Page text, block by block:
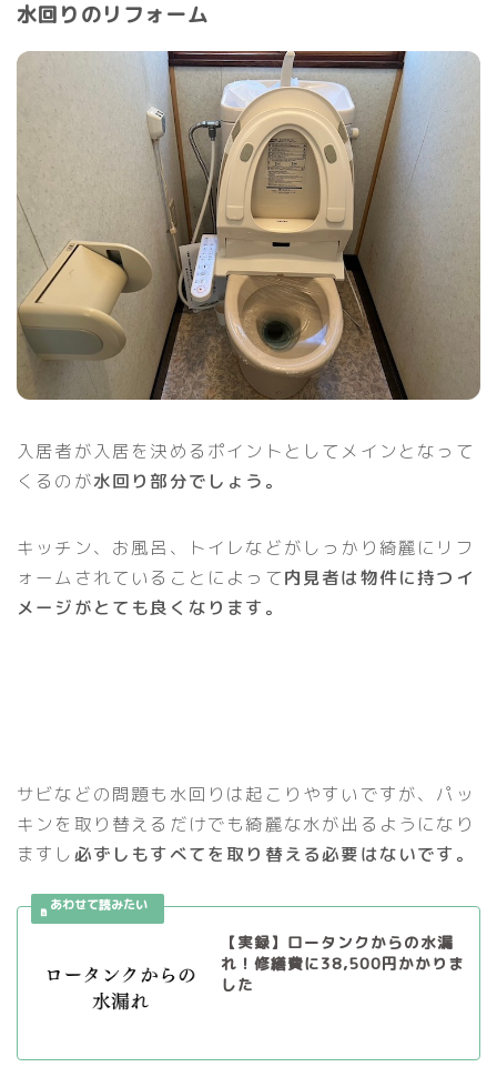
水回りのリフォーム
入居者が入居を決めるポイントとしてメインとなって
くるのが水回り部分でしょう。
キッチン、お風呂、トイレなどがしっかり綺麗にリフ
ォームされていることによって内見者は物件に持つイ
メージがとても良くなります。
サビなどの問題も水回りは起こりやすいですが、パッ
キンを取り替えるだけでも綺麗な水が出るようになり
ますし必ずしもすべてを取り替える必要はないです。
【実録】ロータンクからの水漏
れ！修繕費に38,500円かかりま
した